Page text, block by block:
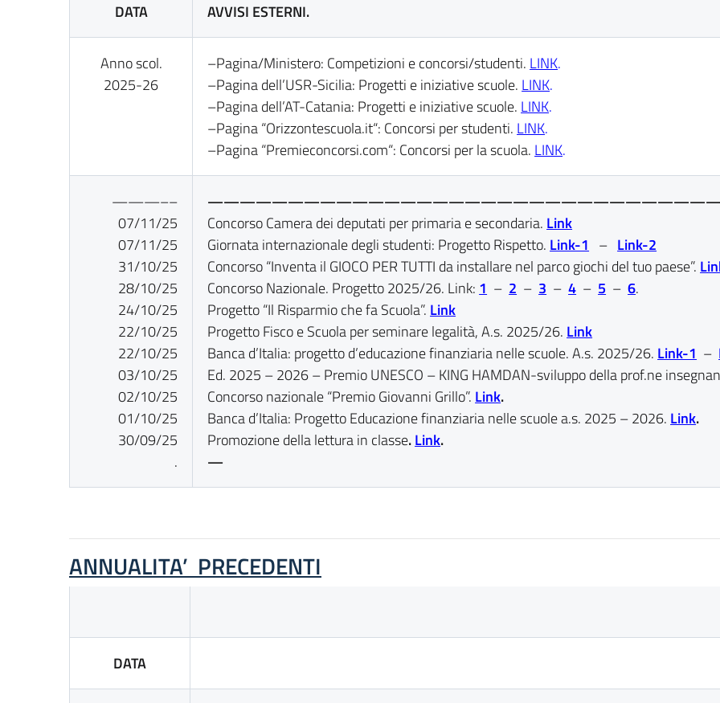
DATA AVVISI ESTERNI.
Anno scol.
2025-26
–Pagina/Ministero: Competizioni e concorsi/studenti. LINK.
–Pagina dell’USR-Sicilia: Progetti e iniziative scuole. LINK.
–Pagina dell’AT-Catania: Progetti e iniziative scuole. LINK.
–Pagina “Orizzontescuola.it“: Concorsi per studenti. LINK.
–Pagina “Premieconcorsi.com“: Concorsi per la scuola. LINK.
———––
07/11/25
07/11/25
31/10/25
28/10/25
24/10/25
22/10/25
22/10/25
03/10/25
02/10/25
01/10/25
30/09/25
.
Concorso Camera dei deputati per primaria e secondaria. Link
Giornata internazionale degli studenti: Progetto Rispetto. Link-1 – Link-2
Concorso “Inventa il GIOCO PER TUTTI da installare nel parco giochi del tuo paese”.
Concorso Nazionale. Progetto 2025/26. Link: 1 – 2 – 3 –4 – 5 –6.
Progetto “Il Risparmio che fa Scuola”. Link
Progetto Fisco e Scuola per seminare legalità, A.s. 2025/26. Link
Banca d’Italia: progetto d’educazione finanziaria nelle scuole. A.s. 2025/26. Link-1 –
Ed. 2025 – 2026 – Premio UNESCO – KING HAMDAN-sviluppo della prof.ne
Concorso nazionale “Premio Giovanni Grillo”. Link.
Banca d’Italia: Progetto Educazione finanziaria nelle scuole a.s. 2025 – 2026. Link.
Promozione della lettura in classe.Link.
—
ANNUALITA’ PRECEDENTI
DATA